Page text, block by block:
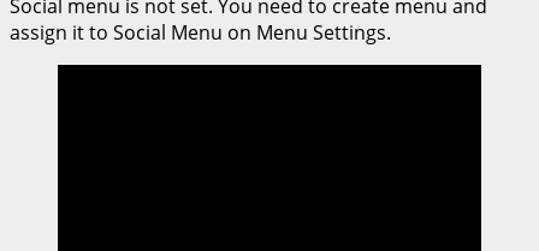
(ฝ่าย
ประถม)
Social menu is not set. You need to create menu and
assign it to Social Menu on Menu Settings.